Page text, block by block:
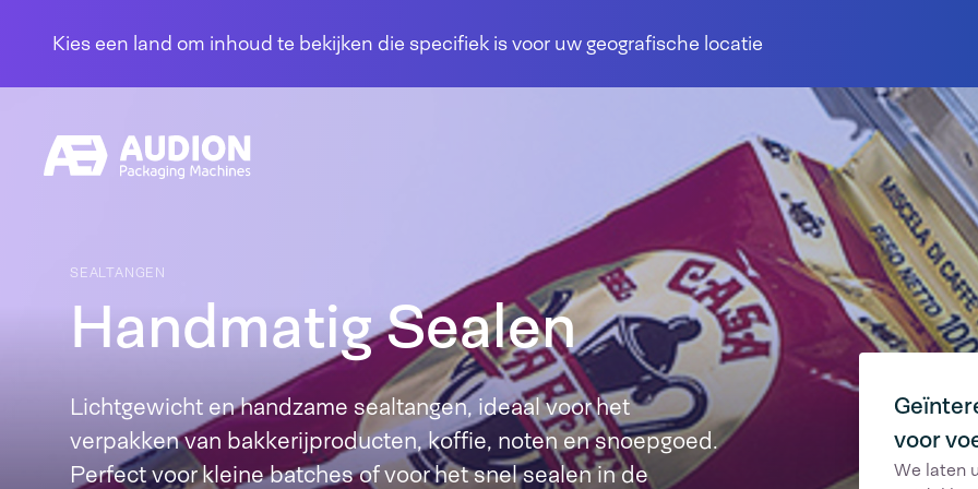
Kies een land om inhoud te bekijken die specifiek is voor uw geografische locatie
SEALTANGEN
Handmatig Sealen
Lichtgewicht en handzame sealtangen, ideaal voor het
verpakken van bakkerijproducten, koffie, noten en snoepgoed.
Perfect voor kleine batches of voor het snel sealen in de
voor
We laten